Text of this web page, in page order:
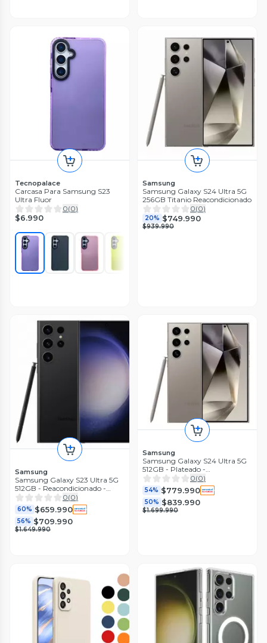
Tecnopalace
Carcasa Para Samsung S23
Ultra Fluor
0(0)
$6.990
Samsung
Samsung Galaxy S24 Ultra 5G
256GB Titanio Reacondicionado
0(0)
20% $749.990
$939.990
Samsung
Samsung Galaxy S23 Ultra 5G
512GB - Reacondicionado -
Negro
0(0)
60% $659.990
56% $709.990
$1.649.990
Samsung
Samsung Galaxy S24 Ultra 5G
512GB - Plateado -
Reacondicionado
0(0)
54% $779.990
50% $839.990
$1.699.990